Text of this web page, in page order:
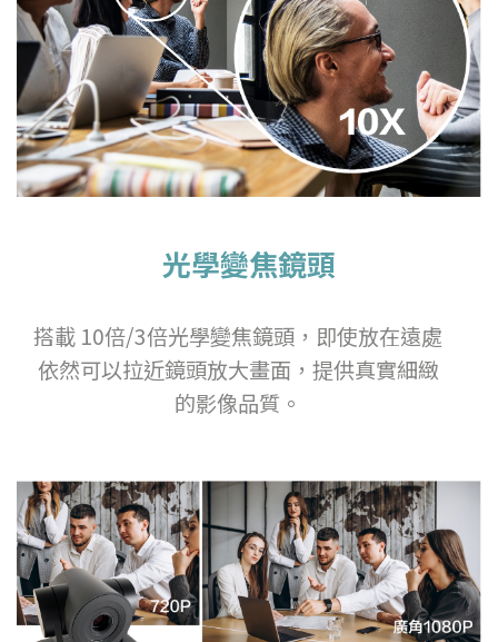
光學變焦鏡頭
搭載 10倍/3倍光學變焦鏡頭，即使放在遠處
依然可以拉近鏡頭放大畫面，提供真實細緻
的影像品質。